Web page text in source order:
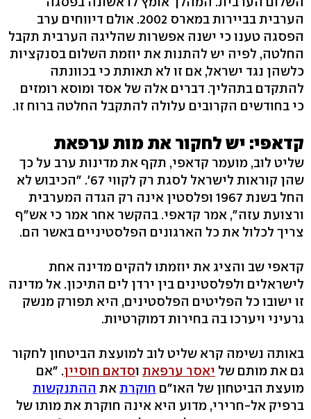
הערבית בביירות במארס 2002. אולם דיווחים ערב
הפסגה טענו כי ישנה אפשרות שהליגה הערבית תקבל
החלטה, לפיה יש להתנות את יוזמת השלום בסנקציות
כלשהן נגד ישראל, אם זו לא תאותת כי בכוונתה
להתקדם בתהליך. דברים אלה של אסד ומוסא רומזים
כי בחודשים הקרובים עלולה להתקבל החלטה ברוח זו.
קדאפי: יש לחקור את מות ערפאת
שליט לוב, מועמר קדאפי, תקף את מדינות ערב על כך
שהן קוראות לישראל לסגת רק לקווי 67'. "הכיבוש לא
החל בשנת 1967 ופלסטין אינה רק הגדה המערבית
ורצועת עזה", אמר קדאפי. בהקשר אחר אמר כי אש"ף
צריך לכלול את כל הארגונים הפלסטיניים באשר הם.
קדאפי שב והציג את יוזמתו להקים מדינה אחת
לישראלים ולפלסטינים בין ירדן לים התיכון. אל מדינה
זו ישובו כל הפליטים הפלסטינים, היא תפורק מנשק
גרעיני ויערכו בה בחירות דמוקרטיות.
באותה נשימה קרא שליט לוב למועצת הביטחון לחקור
גם את מותם של יאסר ערפאת וסדאם חוסיין. "אם
מועצת הביטחון של האו"ם חוקרתאת ההתנקשות
ברפיק אל-חרירי, מדוע היא אינה חוקרת את מותו של